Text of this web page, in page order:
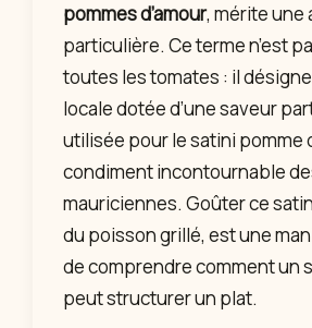
pommes d’amour, mérite
particulière. Ce terme n’est
toutes les tomates : il
locale dotée d’une saveur
utilisée pour le satini pomme
condiment incontournable
mauriciennes. Goûter ce
du poisson grillé, est une
de comprendre comment un
peut structurer un plat.